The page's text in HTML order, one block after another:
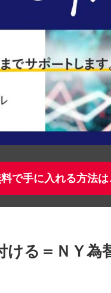
で手に入れる方法は
ける＝ＮＹ為